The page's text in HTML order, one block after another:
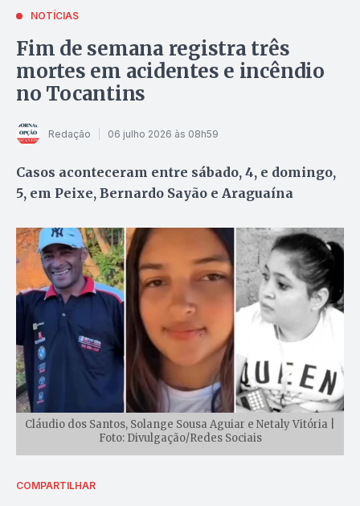
NOTÍCIAS
Fim de semana registra três
mortes em acidentes e incêndio
no Tocantins
Redação 06 julho 2026 às 08h59
Casos aconteceram entre sábado, 4, e domingo,
5, em Peixe, Bernardo Sayão e Araguaína
Cláudio dos Santos, Solange Sousa Aguiar e Netaly Vitória |
Foto: Divulgação/Redes Sociais
COMPARTILHAR